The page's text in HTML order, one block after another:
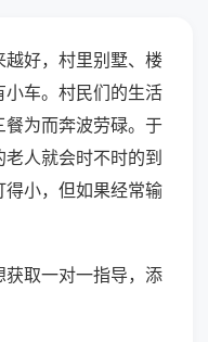
好，村里别墅、楼
车。村民们的生活
为而奔波劳碌。于
人就会时不时的到
小，但如果经常输
取一对一指导，添